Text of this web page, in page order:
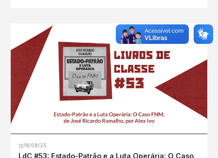
18/08/25
LdC #53: Estado-Patrão e a Luta Operária: O Caso